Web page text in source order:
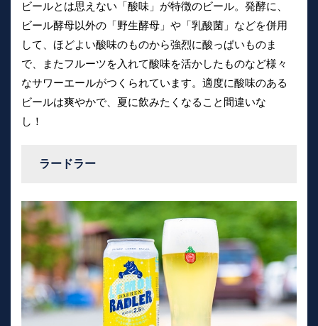
ビールとは思えない「酸味」が特徴のビール。発酵に、
ビール酵母以外の「野生酵母」や「乳酸菌」などを併用
して、ほどよい酸味のものから強烈に酸っぱいものま
で、またフルーツを入れて酸味を活かしたものなど様々
なサワーエールがつくられています。適度に酸味のある
ビールは爽やかで、夏に飲みたくなること間違いな
し！
ラードラー